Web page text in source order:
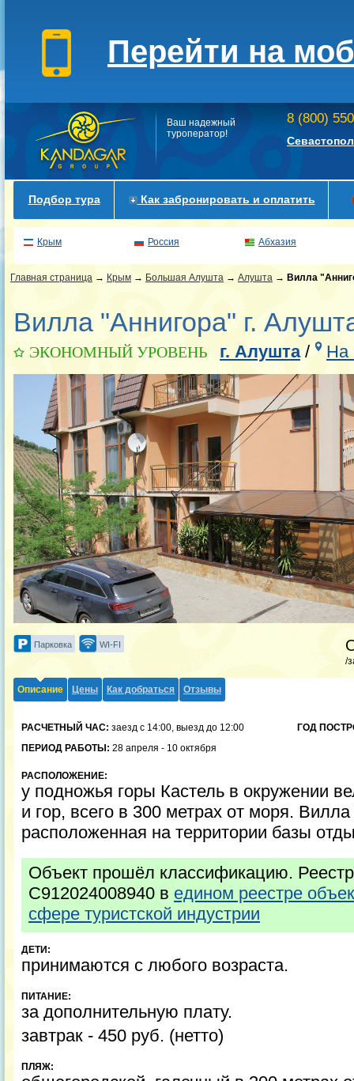
Перейти на
Ваш надежный
туроператор!
8 (800)
Подбор тура Как забронировать и оплатить
Крым Россия Абхазия
Главная страница → Крым → Большая Алушта → Алушта → Вилла
Вилла "Аннигора" г.
ЭКОНОМНЫЙ УРОВЕНЬ г. Алушта/ На
Парковка WI-FI
/
Описание Цены Как добраться Отзывы
РАСЧЕТНЫЙ ЧАС: заезд с 14:00, выезд до 12:00
ГОД
ПЕРИОД РАБОТЫ: 28 апреля - 10 октября
РАСПОЛОЖЕНИЕ:
у подножья горы Кастель в окружении
и гор, всего в 300 метрах от моря.
расположенная на территории базы
Объект прошёл классификацию.
С912024008940 в едином реестре
сфере туристской индустрии
ДЕТИ:
принимаются с любого возраста.
ПИТАНИЕ:
за дополнительную плату.
завтрак - 450 руб. (нетто)
ПЛЯЖ: